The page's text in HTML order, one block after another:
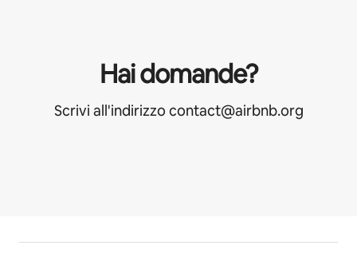
Hai domande?
Scrivi all'indirizzo contact@airbnb.org